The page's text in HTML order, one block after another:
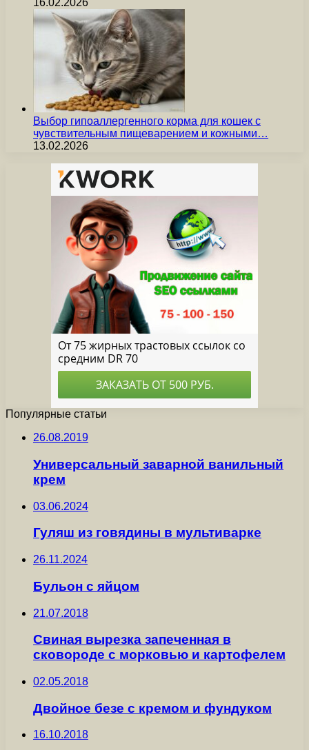
16.02.2026
Выбор гипоаллергенного корма для кошек с
чувствительным пищеварением и кожными…
13.02.2026
Популярные статьи
26.08.2019
Универсальный заварной ванильный
крем
03.06.2024
Гуляш из говядины в мультиварке
26.11.2024
Бульон с яйцом
21.07.2018
Cвиная вырезка запеченная в
сковороде с морковью и картофелем
02.05.2018
Двойное безе с кремом и фундуком
16.10.2018